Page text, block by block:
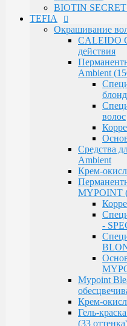
MYPOINT
-
Mypoint
Крем-
Гель-
(33 оттенка)
краской тон
MYPOINT /
BTX Forte /
реконструкции
Ambient Form /
Ambient Expert
AMBIENT
ломкими
Ambient Volume /
AMBIENT
AMBIENT
поврежденных
AMBIENT Anti
желтых
AMBIENT
восстановления
BIOTIN
TEFIA
Окрашивание
CALEIDO
действия
Ambient
волос
Средства
Ambient
Крем-
MYPOINT
-
Mypoint
Крем-
Гель-
(33